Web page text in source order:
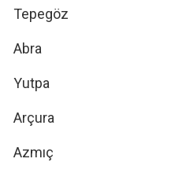
Tepegöz
Abra
Yutpa
Arçura
Azmıç